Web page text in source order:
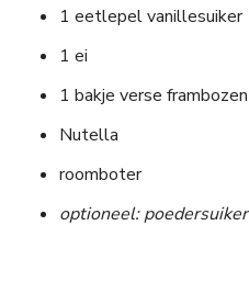
1 eetlepel vanillesuiker
1 ei
1 bakje verse frambozen
Nutella
roomboter
optioneel: poedersuiker